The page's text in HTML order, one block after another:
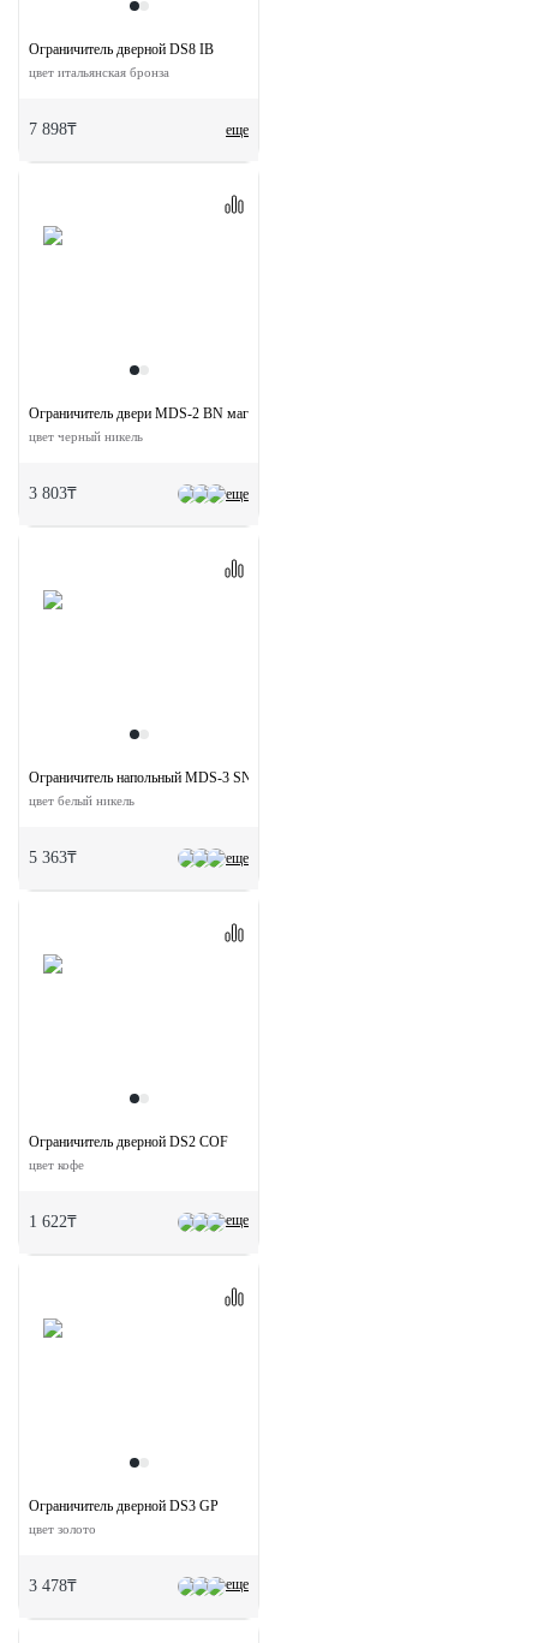
еще
Ограничитель дверной DS8 IB
цвет итальянская бронза
7 898₸
еще
Ограничитель двери MDS-2 BN магнитный
цвет черный никель
3 803₸
еще
Ограничитель напольный MDS-3 SN
цвет белый никель
5 363₸
еще
Ограничитель дверной DS2 COF
цвет кофе
1 622₸
еще
Ограничитель дверной DS3 GP
цвет золото
3 478₸